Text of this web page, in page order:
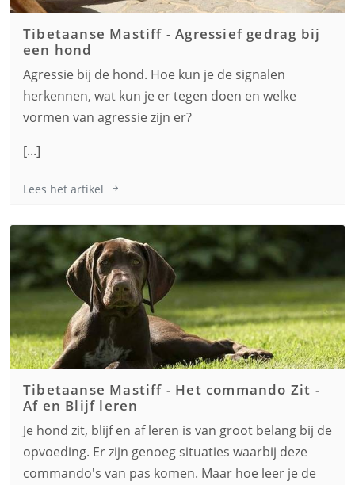
Tibetaanse Mastiff -Agressief gedrag bij
een hond
Agressie bij de hond. Hoe kun je de signalen
herkennen, wat kun je er tegen doen en welke
vormen van agressie zijn er?
[...]
Lees het artikel
Tibetaanse Mastiff - Het commando Zit -
Af en Blijf leren
Je hond zit, blijf en af leren is van groot belang bij de
opvoeding. Er zijn genoeg situaties waarbij deze
commando's van pas komen. Maar hoe leer je de